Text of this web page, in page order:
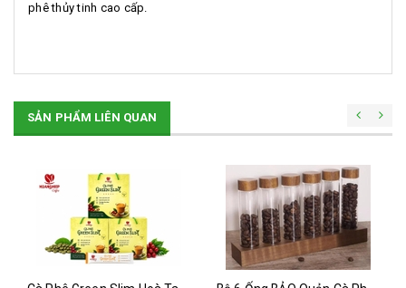
phê thủy tinh cao cấp.
SẢN PHẨM LIÊN QUAN